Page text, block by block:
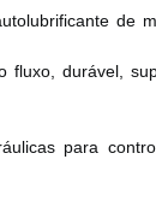
de
fluxo, durável,
para